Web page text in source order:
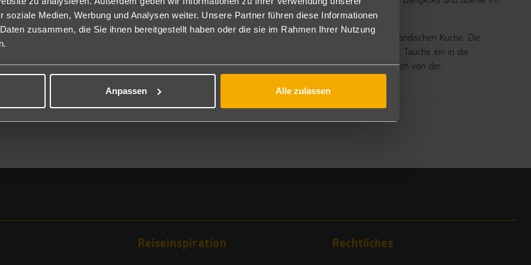
soziale Medien, Werbung und Analysen weiter. Unsere Partner führen diese Informationen
zusammen, die Sie ihnen bereitgestellt haben oder die sie im Rahmen Ihrer Nutzung
Anpassen Alle zulassen
die oft als die besten der Stadt gelten.
frischem Obst bieten diese Garküchen einen erschwinglichen und unkomplizierten Zugang zur thailändischen Küche. Die
in Chiang Mai sind perfekte Orte, um die Vielfalt und Qualität der lokalen Produkte zu erleben. Tauche ein in die
Meeresfrüchte und traditionelle Snacks. Entdecke die Aromen und Texturen Thailands und lass dich von der
verzaubern.
Reiseinspiration Rechtliches